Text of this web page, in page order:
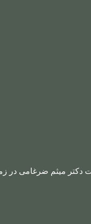
دکتر میثم ضرغامی در